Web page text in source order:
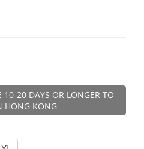
10-20 DAYS OR LONGER TO
HONG KONG